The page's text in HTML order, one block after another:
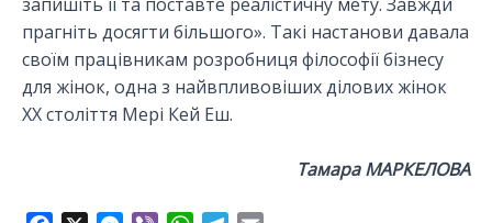
прагніть досягти більшого». Такі настанови давала
своїм працівникам розробниця філософії бізнесу
для жінок, одна з найвпливовіших ділових жінок
XX століття Мері Кей Еш.
Тамара МАРКЕЛОВА